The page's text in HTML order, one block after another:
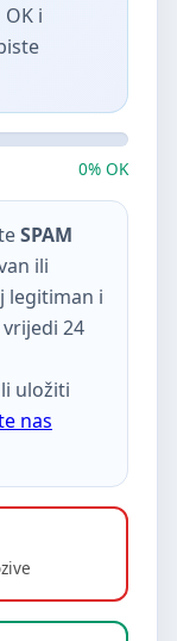
i
0% OK
SPAM
ili
legitiman i
24
uložiti
nas